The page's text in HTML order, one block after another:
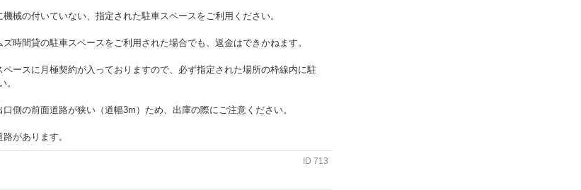
械の付いていない、指定された駐車スペースをご利用ください。
時間貸の駐車スペースをご利用された場合でも、返金はできかねます。
ペースに月極契約が入っておりますので、必ず指定された場所の枠線内に駐
。
側の前面道路が狭い（道幅3m）ため、出庫の際にご注意ください。
があります。
ID 713